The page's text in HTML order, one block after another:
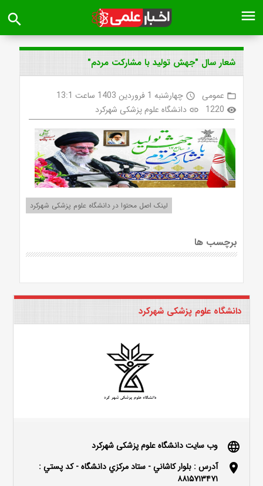
menu
search
شعار سال "جهش تولید با مشارکت مردم"
folder_open عمومی access_time چهارشنبه 1 فروردین 1403 ساعت 13:1
visibility
1220
link دانشگاه علوم پزشکی شهرکرد
لینک اصل محتوا در دانشگاه علوم پزشکی شهرکرد
برچسب ها
دانشگاه علوم پزشکی شهرکرد
language وب سایت دانشگاه علوم پزشکی شهرکرد
location_on
آدرس : بلوار كاشاني - ستاد مركزي دانشگاه - كد پستي :
۸۸۱۵۷۱۳۴۷۱